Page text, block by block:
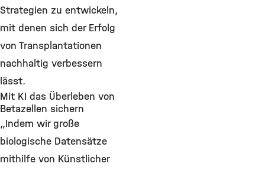
Strategien zu entwickeln,
mit denen sich der Erfolg
von Transplantationen
nachhaltig verbessern
lässt.
Mit KI das Überleben von
Betazellen sichern
„Indem wir große
biologische Datensätze
mithilfe von Künstlicher